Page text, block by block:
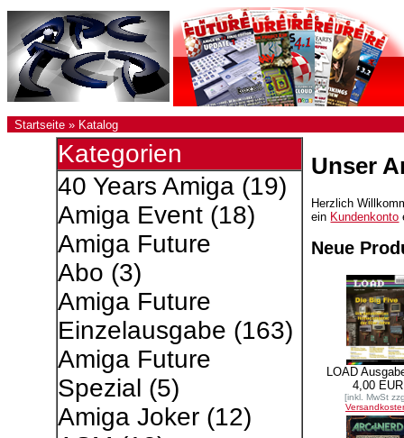
Startseite » Katalog
Kategorien
40 Years Amiga (19)
Amiga Event (18)
Amiga Future
Abo (3)
Amiga Future
Einzelausgabe (163)
Amiga Future
Spezial (5)
Amiga Joker (12)
Unser
Herzlich
ein Kundenkonto
Neue
LOAD
4,00 EUR
[inkl. MwSt